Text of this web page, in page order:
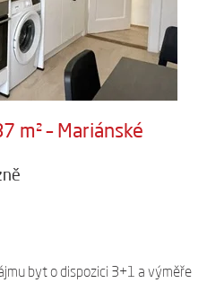
m² – Mariánské
byt o dispozici 3+1 a výměře